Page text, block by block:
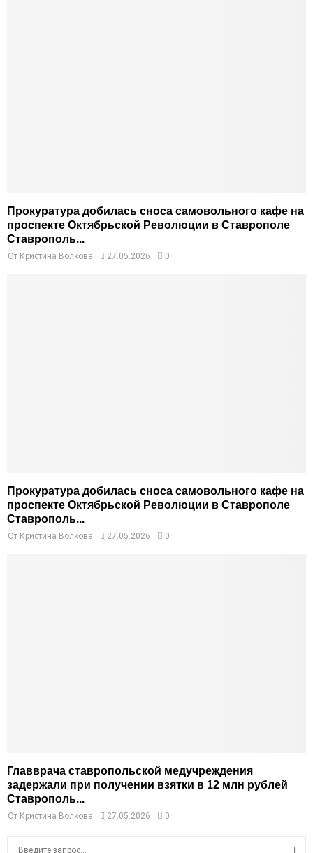
Прокуратура добилась сноса самовольного кафе на
проспекте Октябрьской Революции в Ставрополе
Ставрополь...
От Кристина Волкова 27.05.2026 0
Прокуратура добилась сноса самовольного кафе на
проспекте Октябрьской Революции в Ставрополе
Ставрополь...
От Кристина Волкова 27.05.2026 0
Главврача ставропольской медучреждения
задержали при получении взятки в 12 млн рублей
Ставрополь...
От Кристина Волкова 27.05.2026 0